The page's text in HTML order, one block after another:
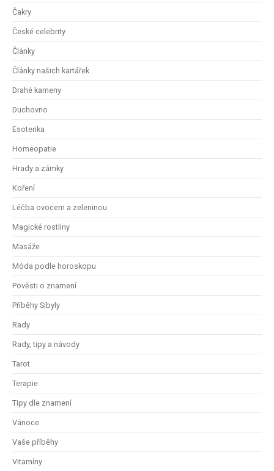
Čakry
České celebrity
Články
Články našich kartářek
Drahé kameny
Duchovno
Esoterika
Homeopatie
Hrady a zámky
Koření
Léčba ovocem a zeleninou
Magické rostliny
Masáže
Móda podle horoskopu
Pověsti o znamení
Příběhy Sibyly
Rady
Rady, tipy a návody
Tarot
Terapie
Tipy dle znamení
Vánoce
Vaše příběhy
Vitamíny